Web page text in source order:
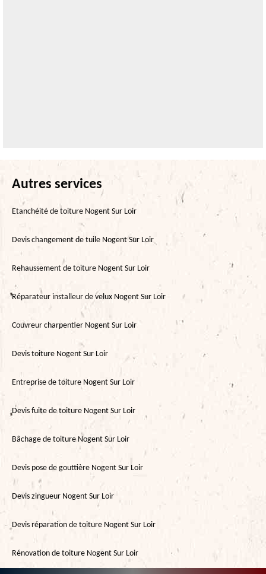
Autres services
Etanchéité de toiture Nogent Sur Loir
Devis changement de tuile Nogent Sur Loir
Rehaussement de toiture Nogent Sur Loir
Réparateur installeur de velux Nogent Sur Loir
Couvreur charpentier Nogent Sur Loir
Devis toiture Nogent Sur Loir
Entreprise de toiture Nogent Sur Loir
Devis fuite de toiture Nogent Sur Loir
Bâchage de toiture Nogent Sur Loir
Devis pose de gouttière Nogent Sur Loir
Devis zingueur Nogent Sur Loir
Devis réparation de toiture Nogent Sur Loir
Rénovation de toiture Nogent Sur Loir